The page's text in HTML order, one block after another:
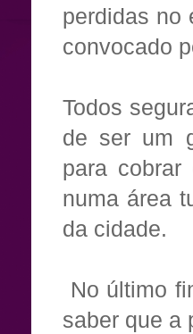
perdidas no
convocado
Todos
de ser um
para
numa área
da cidade.
No último
saber que a